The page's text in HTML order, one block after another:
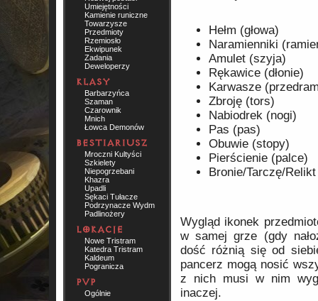
Umiejętności
Kamienie runiczne
Towarzysze
Przedmioty
Rzemiosło
Ekwipunek
Zadania
Deweloperzy
Barbarzyńca
Szaman
Czarownik
Mnich
Łowca Demonów
Mroczni Kultyści
Szkielety
Niepogrzebani
Khazra
Upadli
Sękaci Tułacze
Podrzynacze Wydm
Padlinożery
Nowe Tristram
Katedra Tristram
Kaldeum
Pogranicza
Ogólnie
Hełm (głowa)
Naramienniki
Amulet (szyja)
Rękawice (dłonie)
Karwasze
Zbroję (tors)
Nabiodrek (nogi)
Pas (pas)
Obuwie (stopy)
Pierścienie (palce)
Bronie/Tarczę/
Wygląd ikonek
w samej grze (gdy
dość różnią się od
pancerz mogą nosić
z nich musi w nim
inaczej.